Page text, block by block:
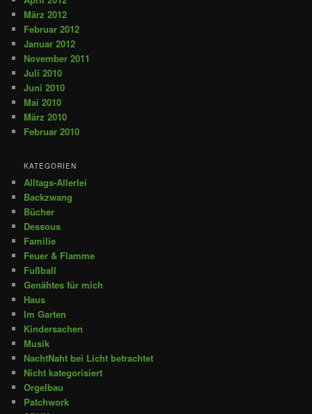
März 2012
Februar 2012
Januar 2012
November 2011
Juli 2010
Juni 2010
Mai 2010
März 2010
Februar 2010
KATEGORIEN
Alltags-Allerlei
Backzwang
Bücher
Dessous
Familie
Feuer & Flamme
Fußball
Genähtes für mich
Haus
Im Garten
Kindersachen
Musik
NachtNaht bei Licht betrachtet
Nicht kategorisiert
Orgelbau
Patchwork